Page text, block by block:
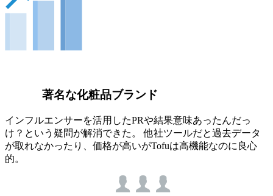
著名な化粧品ブランド
インフルエンサーを活用したPRや結果意味あったんだっ
け？という疑問が解消できた。 他社ツールだと過去データ
が取れなかったり、価格が高いがTofuは高機能なのに良心
的。